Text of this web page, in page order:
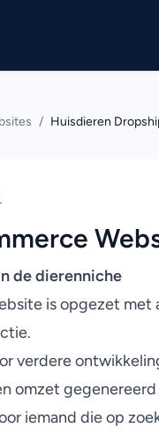
/ Huisdieren
de dierenniche
is opgezet
verdere
omzet
iemand die op